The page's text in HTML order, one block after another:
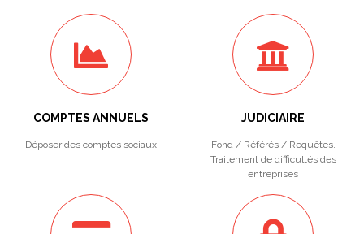
COMPTES ANNUELS
Déposer des comptes sociaux
JUDICIAIRE
Fond / Référés / Requêtes.
Traitement de difficultés des
entreprises